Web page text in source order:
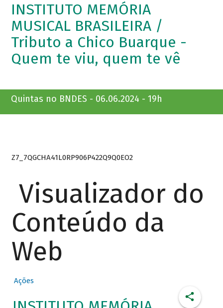
INSTITUTO MEMÓRIA
MUSICAL BRASILEIRA /
Tributo a Chico Buarque -
Quem te viu, quem te vê
Quintas no BNDES - 06.06.2024 - 19h
Z7_7QGCHA41L0RP906P422Q9Q0EO2
Visualizador do
Conteúdo da
Web
Ações